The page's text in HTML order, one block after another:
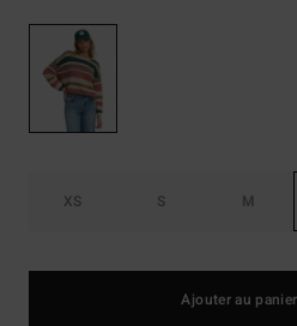
XS S M
Ajouter au panier